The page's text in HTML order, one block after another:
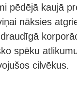
pēdējā kaujā
nāksies
spēku
cilvēkus.